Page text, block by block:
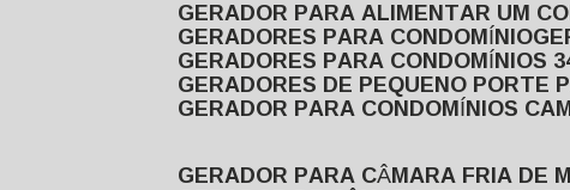
GERADOR PARA ALIMENTAR UM
GERADORES PARA CONDOMÍNIO
GERADORES PARA CONDOMÍNIOS
GERADORES DE PEQUENO PORTE
GERADOR PARA CONDOMÍNIOS
GERADOR PARA CÂMARA FRIA DE